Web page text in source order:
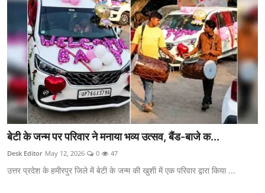
बेटी के जन्म पर परिवार ने मनाया भव्य उत्सव, बैंड-बाजे क...
Desk Editor May 12, 2026 0 47
उत्तर प्रदेश के हमीरपुर जिले में बेटी के जन्म की खुशी में एक परिवार द्वारा किया ...